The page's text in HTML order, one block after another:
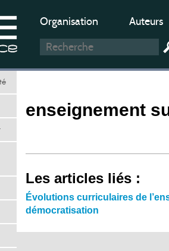
Organisation Auteurs
enseignement
Les articles liés :
Évolutions curriculaires de
démocratisation